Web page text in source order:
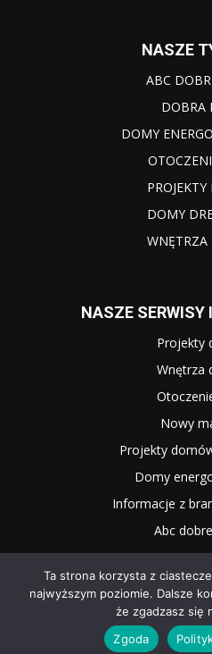
NASZE
ABC
DOBRA
DOMY
DOMY
NASZE SERWISY
Projekty
Wnętrza
Nowy
Projekty
Domy
Informacje z
Abc
2025
Ta strona korzysta z
najwyższym poziomie. Dalsze
że zgadzasz się
Zgoda